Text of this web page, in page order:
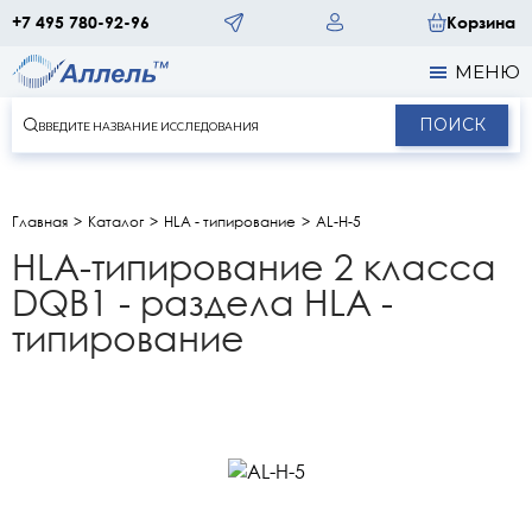
+7 495 780-92-96 Корзина
МЕНЮ
ПОИСК
Главная Каталог HLA - типирование AL-H-5
HLA-типирование 2 класса
DQB1 - раздела HLA -
типирование